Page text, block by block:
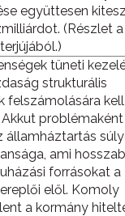
együttesen
(Részlet a
tüneti
strukturális
felszámolására kell
problémaként
államháztartás
ami
forrásokat a
elől. Komoly
a kormány